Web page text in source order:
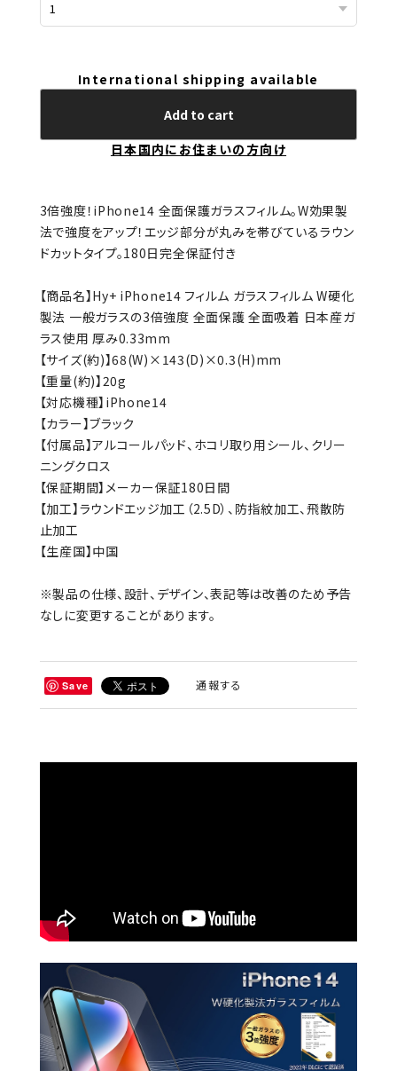
International shipping available
Add to cart
日本国内にお住まいの方向け
3倍強度！iPhone14 全面保護ガラスフィルム。W効果製
法で強度をアップ！エッジ部分が丸みを帯びているラウン
ドカットタイプ。180日完全保証付き
【商品名】Hy+ iPhone14 フィルム ガラスフィルム W硬化
製法 一般ガラスの3倍強度 全面保護 全面吸着 日本産ガ
ラス使用 厚み0.33mm
【サイズ(約)】68(W)×143(D)×0.3(H)mm
【重量(約)】20g
【対応機種】iPhone14
【カラー】ブラック
【付属品】アルコールパッド、ホコリ取り用シール、クリー
ニングクロス
【保証期間】メーカー保証180日間
【加工】ラウンドエッジ加工（2.5D）、防指紋加工、飛散防
止加工
【生産国】中国
※製品の仕様、設計、デザイン、表記等は改善のため予告
なしに変更することがあります。
Save 通報する